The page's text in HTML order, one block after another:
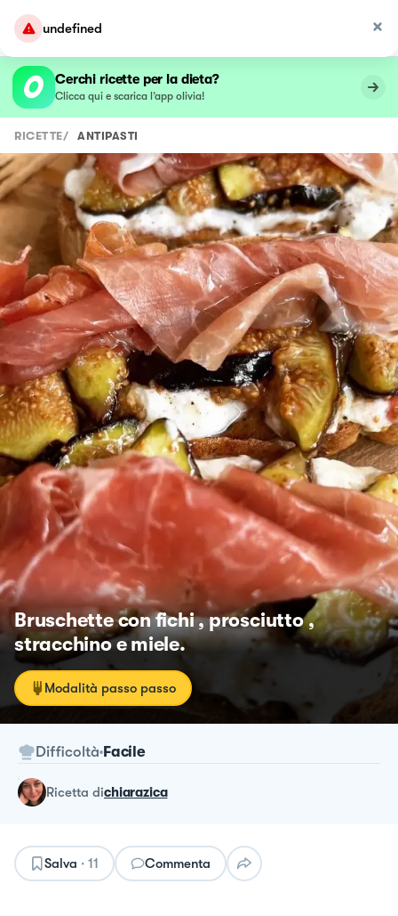
undefined
Cerchi ricette per la dieta?
Clicca qui e scarica l’app olivia!
RICETTE/ ANTIPASTI
Bruschette con fichi , prosciutto ,
stracchino e miele.
Modalità passo passo
Difficoltà Facile
ricetta dichiarazica
Salva · 11 Commenta